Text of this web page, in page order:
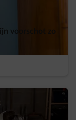
voorschot zo